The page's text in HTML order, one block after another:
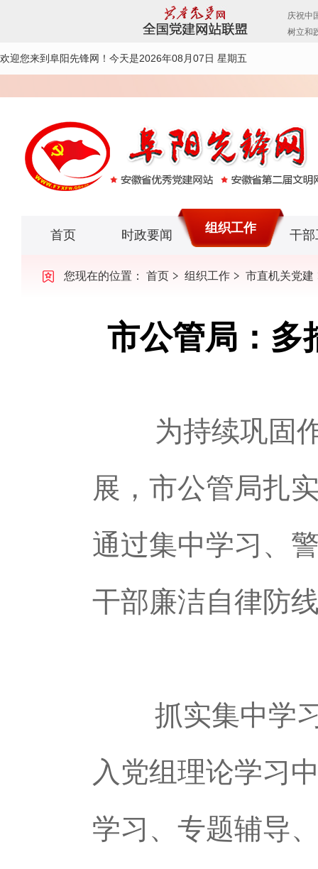
欢迎您来到阜阳先锋网！ 今天是2026年08月07日 星期五
首页 时政要闻 组织工作 干部
您现在的位置： 首页 组织工作 市直机关党建
市公管局：多
为持续巩固作
展，市公管局扎
通过集中学习、
干部廉洁自律防
抓实集中学习
入党组理论学习
学习、专题辅导